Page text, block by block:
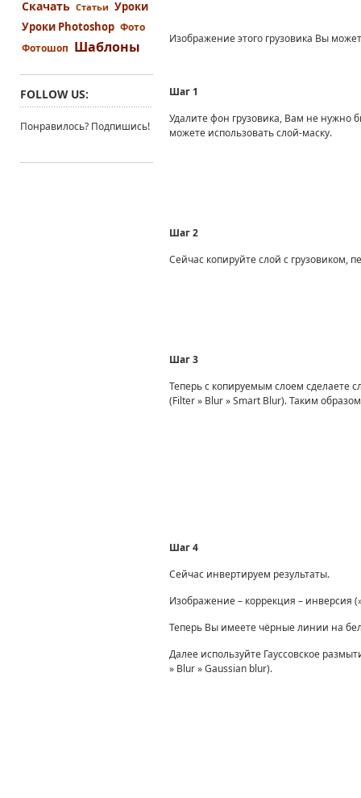
Изображение этого грузовика Вы
Шаг 1
Удалите фон грузовика, Вам не нужно
можете использовать слой-маску.
Шаг 2
Сейчас копируйте слой с грузовиком,
Шаг 3
Теперь с копируемым слоем сделаете
(Filter » Blur » Smart Blur). Таким
Шаг 4
Сейчас инвертируем результаты.
Изображение – коррекция – инверсия
Теперь Вы имеете чёрные линии на
Далее используйте Гауссовское
» Blur » Gaussian blur).
Скачать Статьи Уроки
Уроки Photoshop Фото
Фотошоп Шаблоны
FOLLOW US:
Понравилось? Подпишись!